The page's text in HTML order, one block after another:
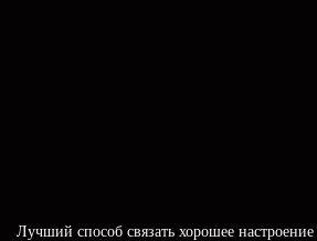
Лучший способ связать хорошее